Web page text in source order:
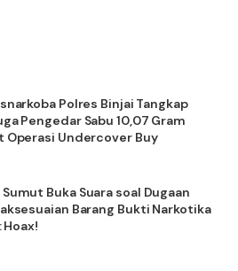
Polres Binjai Tangkap
Pengedar Sabu 10,07 Gram
Operasi Undercover Buy
Sumut Buka Suara soal Dugaan
Barang Bukti Narkotika
Hoax!